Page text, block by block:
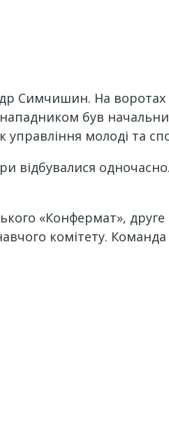
Симчишин. На
був
молоді та
відбувалися
«Конфермат», друге
комітету.